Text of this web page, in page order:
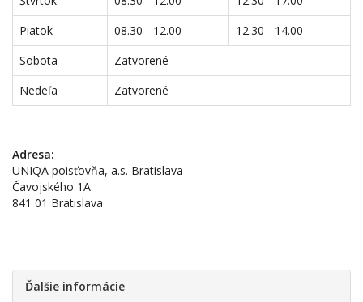
Piatok
08.30 - 12.00
12.30 - 14.00
Sobota
Zatvorené
Nedeľa
Zatvorené
Adresa:
UNIQA poisťovňa, a.s. Bratislava
Čavojského 1A
841 01 Bratislava
Ďalšie informácie